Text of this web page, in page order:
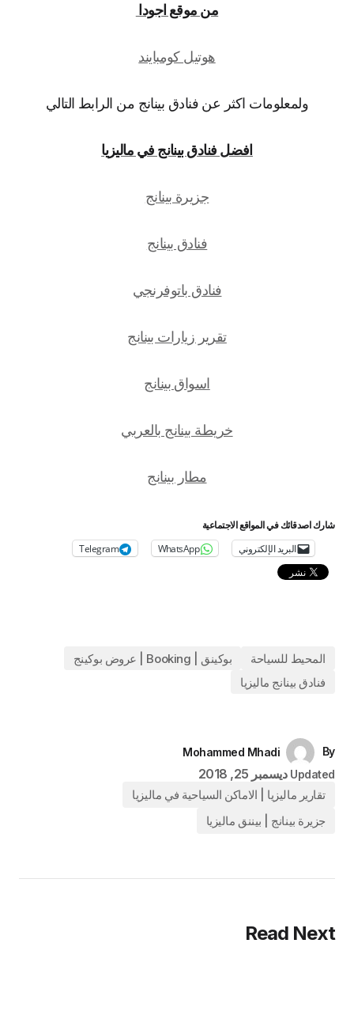
من موقع اجودا
هوتيل كومبايند
ولمعلومات اكثر عن فنادق بينانج من الرابط التالي
افضل فنادق بينانج في ماليزيا
جزيرة بينانج
فنادق بينانج
فنادق باتوفرنجي
تقرير زيارات بينانج
اسواق بينانج
خريطة بينانج بالعربي
مطار بينانج
شارك اصدقائك في المواقع الاجتماعية
البريد الإلكتروني WhatsApp
Telegram
المحيط للسياحة
بوكينق | Booking | عروض بوكينج
فنادق بينانج ماليزيا
By
Mohammed Mhadi
Updated ديسمبر 25, 2018
تقارير ماليزيا | الاماكن السياحية في ماليزيا
جزيرة بينانج | بيننق ماليزيا
Read Next